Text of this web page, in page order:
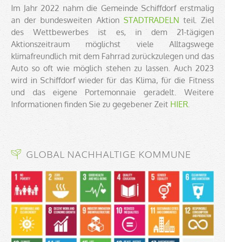
Im Jahr 2022 nahm die Gemeinde Schiffdorf erstmalig
an der bundesweiten Aktion STADTRADELN teil. Ziel
des Wettbewerbes ist es, in dem 21-tägigen
Aktionszeitraum möglichst viele Alltagswege
klimafreundlich mit dem Fahrrad zurückzulegen und das
Auto so oft wie möglich stehen zu lassen. Auch 2023
wird in Schiffdorf wieder für das Klima, für die Fitness
und das eigene Portemonnaie geradelt. Weitere
Informationen finden Sie zu gegebener Zeit HIER
GLOBAL NACHHALTIGE KOMMUNE